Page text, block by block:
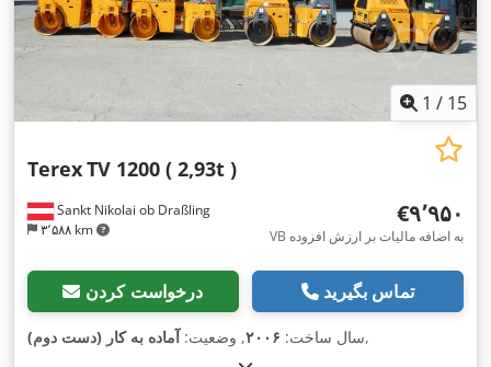
1 / 15
Sankt Nikolai ob Draßling
۳٬۵۸۸ km
TerexTV 1200 ( 2,93t )
‎€۹٬۹۵۰
VB به اضافه مالیات بر ارزش افزوده
درخواست کردن تماس بگیرید
سال ساخت: ۲۰۰۶, وضعیت:آماده به کار (دست دوم) ,